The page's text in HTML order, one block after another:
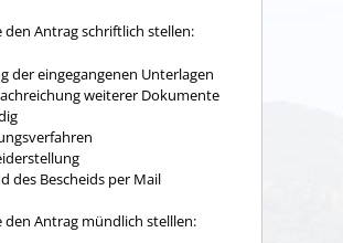
den Antrag schriftlich stellen:
der eingegangenen Unterlagen
weiterer Dokumente
des Bescheids per Mail
den Antrag mündlich stelllen: